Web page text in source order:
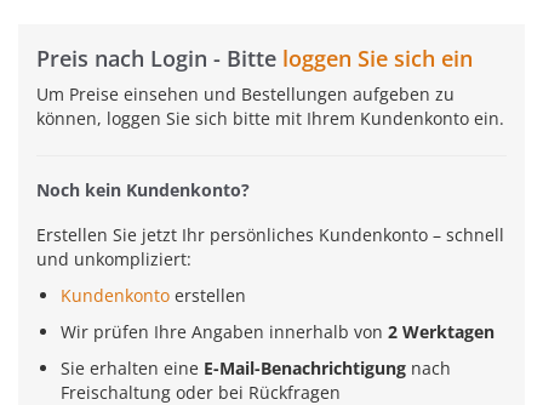
Preis nach Login - Bitte loggen Sie sich ein
Um Preise einsehen und Bestellungen aufgeben zu
können, loggen Sie sich bitte mit Ihrem Kundenkonto ein.
Noch kein Kundenkonto?
Erstellen Sie jetzt Ihr persönliches Kundenkonto – schnell
und unkompliziert:
Kundenkonto erstellen
Wir prüfen Ihre Angaben innerhalb von 2 Werktagen
Sie erhalten eine E-Mail-Benachrichtigung nach
Freischaltung oder bei Rückfragen